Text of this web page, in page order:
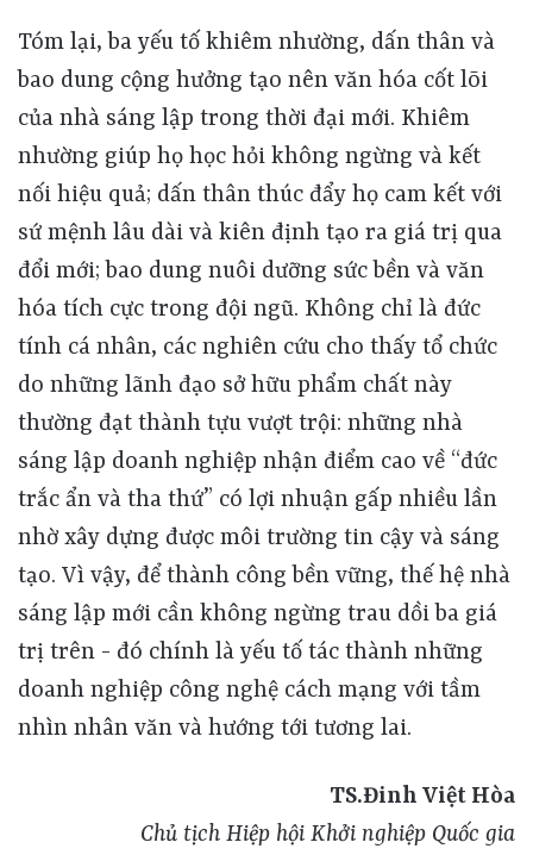
Tóm lại, ba yếu tố khiêm nhường, dấn thân và bao dung cộng hưởng tạo nên văn hóa cốt lõi của nhà sáng lập trong thời đại mới. Khiêm nhường giúp họ học hỏi không ngừng và kết nối hiệu quả; dấn thân thúc đẩy họ cam kết với sứ mệnh lâu dài và kiên định tạo ra giá trị qua đổi mới; bao dung nuôi dưỡng sức bền và văn hóa tích cực trong đội ngũ. Không chỉ là đức tính cá nhân, các nghiên cứu cho thấy tổ chức do những lãnh đạo sở hữu phẩm chất này thường đạt thành tựu vượt trội: những nhà sáng lập doanh nghiệp nhận điểm cao
TS.Đinh Việt Hòa
Chủ tịch Hiệp hội Khởi nghiệp Quốc gia